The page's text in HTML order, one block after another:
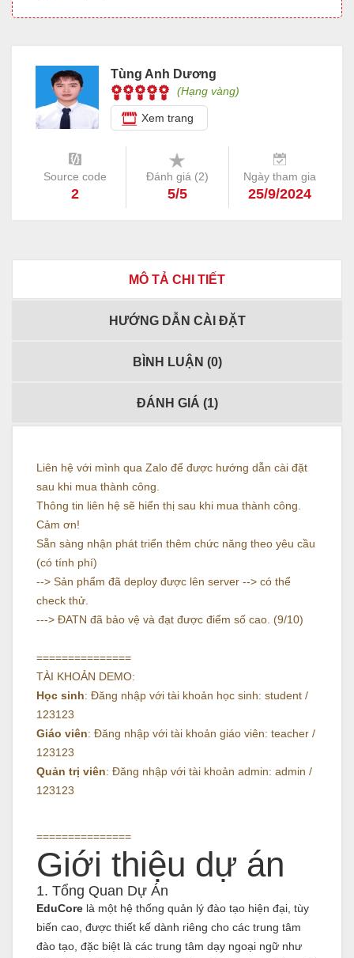
Tùng Anh Dương
(Hạng vàng)
Xem trang
Source code
2
Đánh giá (2)
5/5
Ngày tham gia
25/9/2024
MÔ TẢ CHI TIẾT
HƯỚNG DẪN CÀI ĐẶT
BÌNH LUẬN (0)
ĐÁNH GIÁ (1)
Liên hệ với mình qua Zalo để được hướng dẫn cài đặt
sau khi mua thành công.
Thông tin liên hệ sẽ hiển thị sau khi mua thành công.
Cảm ơn!
Sẵn sàng nhận phát triển thêm chức năng theo yêu cầu
(có tính phí)
--> Sản phẩm đã deploy được lên server --> có thể
check thử.
---> ĐATN đã bảo vệ và đạt được điểm số cao. (9/10)
===============
TÀI KHOẢN DEMO:
Học sinh: Đăng nhập với tài khoản học sinh: student /
123123
Giáo viên: Đăng nhập với tài khoản giáo viên: teacher /
123123
Quản trị viên: Đăng nhập với tài khoản admin: admin /
123123
===============
Giới thiệu dự án
1. Tổng Quan Dự Án
EduCore là một hệ thống quản lý đào tạo hiện đại, tùy
biến cao, được thiết kế dành riêng cho các trung tâm
đào tạo, đặc biệt là các trung tâm dạy ngoại ngữ như